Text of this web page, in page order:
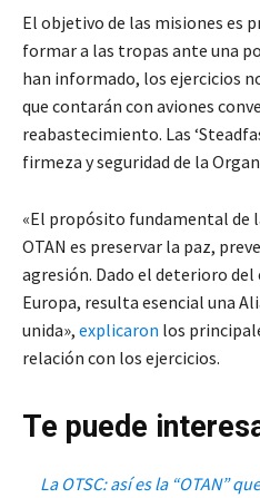
El objetivo de las misiones es
formar a las tropas ante una
han informado, los ejercicios
que contarán con aviones
reabastecimiento. Las
firmeza y seguridad de la
«El propósito fundamental de
OTAN es preservar la paz,
agresión. Dado el deterioro
Europa, resulta esencial una
unida», explicaron los
relación con los ejercicios.
Te puede
La OTSC: así es la “OTAN”